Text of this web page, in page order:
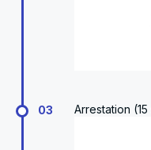
03 Arrestation